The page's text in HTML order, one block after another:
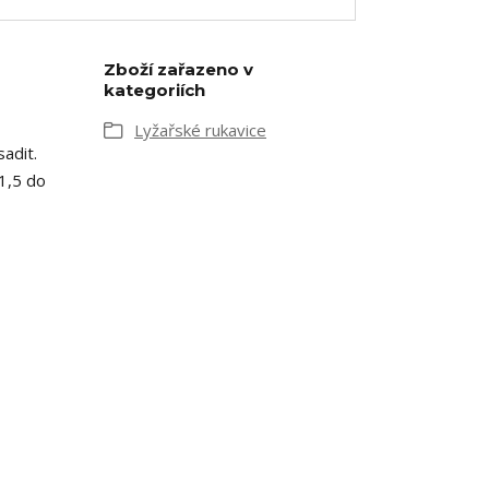
do
Zboží zařazeno v
kategoriích
Lyžařské rukavice